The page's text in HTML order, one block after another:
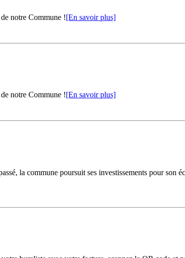
notre Commune ![En savoir plus]
notre Commune ![En savoir plus]
la commune poursuit ses investissements pour son